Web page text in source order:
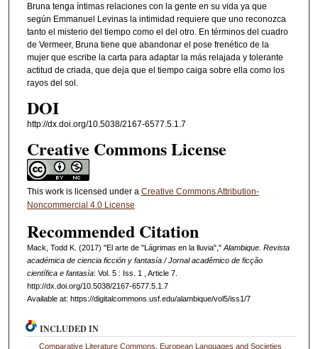
Bruna tenga íntimas relaciones con la gente en su vida ya que
según Emmanuel Levinas la intimidad requiere que uno reconozca
tanto el misterio del tiempo como el del otro. En términos del cuadro
de Vermeer, Bruna tiene que abandonar el pose frenético de la
mujer que escribe la carta para adaptar la más relajada y tolerante
actitud de criada, que deja que el tiempo caiga sobre ella como los
rayos del sol.
DOI
http://dx.doi.org/10.5038/2167-6577.5.1.7
Creative Commons License
This work is licensed under a Creative Commons Attribution-
Noncommercial 4.0 License
Recommended Citation
Mack, Todd K. (2017) "El arte de "Lágrimas en la lluvia"," Alambique. Revista
académica de ciencia ficción y fantasía / Jornal acadêmico de ficção
científica e fantasía: Vol. 5 : Iss. 1 , Article 7.
http://dx.doi.org/10.5038/2167-6577.5.1.7
Available at: https://digitalcommons.usf.edu/alambique/vol5/iss1/7
INCLUDED IN
Comparative Literature Commons
European Languages and Societies